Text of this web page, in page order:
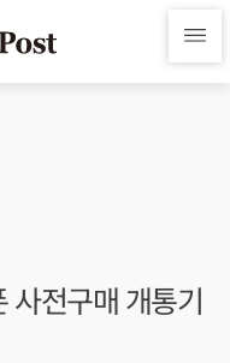
사전구매 개통기